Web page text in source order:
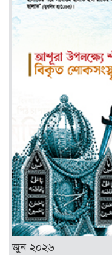
জুন ২০২৬